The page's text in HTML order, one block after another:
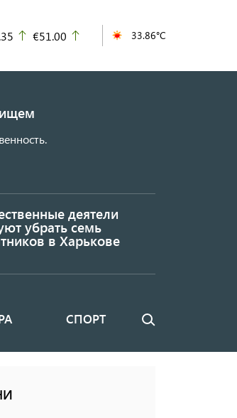
up
€51.00 33.86°C
деятели
убрать семь
в Харькове
СПОРТ Поиск